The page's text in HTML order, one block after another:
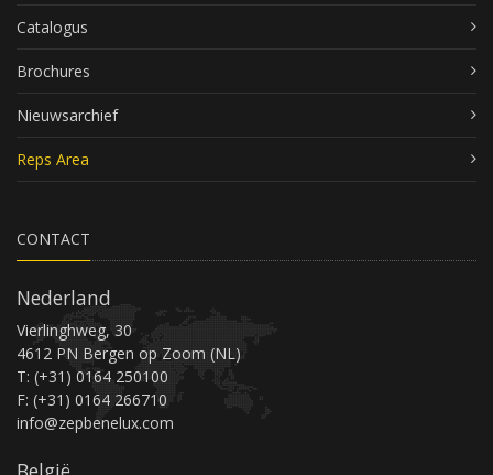
Catalogus
Brochures
Nieuwsarchief
Reps Area
CONTACT
Nederland
Vierlinghweg, 30
4612 PN Bergen op Zoom (NL)
T: (+31) 0164 250100
F: (+31) 0164 266710
info@zepbenelux.com